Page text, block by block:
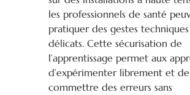
les professionnels de santé
pratiquer des gestes techniques
délicats. Cette sécurisation de
l’apprentissage permet aux
d’expérimenter librement et de
commettre des erreurs sans